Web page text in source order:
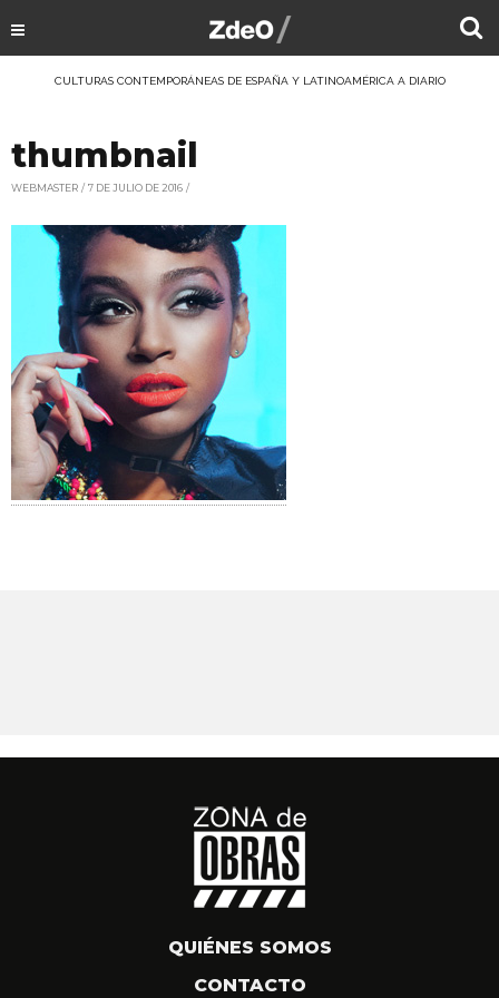
CULTURAS CONTEMPORÁNEAS DE ESPAÑA Y LATINOAMÉRICA A DIARIO
thumbnail
WEBMASTER 7 DE JULIO DE 2016
QUIÉNES SOMOS
CONTACTO